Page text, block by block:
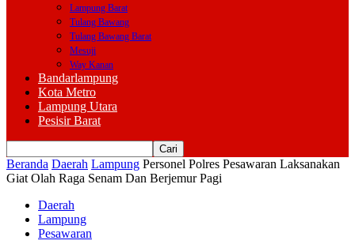
Lampung Barat
Tulang Bawang
Tulang Bawang Barat
Mesuji
Way Kanan
Bandarlampung
Kota Metro
Lampung Utara
Pesisir Barat
Beranda Daerah Lampung Personel Polres Pesawaran Laksanakan
Giat Olah Raga Senam Dan Berjemur Pagi
Daerah
Lampung
Pesawaran